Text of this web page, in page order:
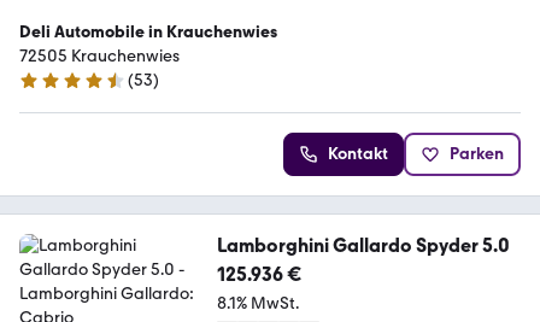
Deli Automobile in Krauchenwies
72505 Krauchenwies
4.3 Sterne
(53)
Kontakt Parken
Lamborghini Gallardo Spyder 5.0
125.936 €
8.1% MwSt.